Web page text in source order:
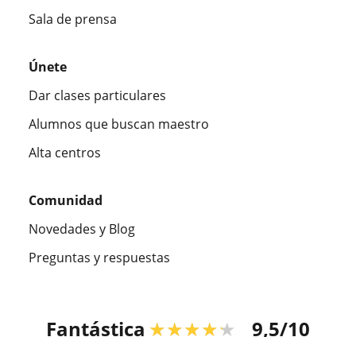
Sala de prensa
Únete
Dar clases particulares
Alumnos que buscan maestro
Alta centros
Comunidad
Novedades y Blog
Preguntas y respuestas
Fantástica ★★★★★ 9,5/10